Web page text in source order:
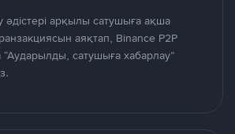
арқылы сатушыға ақша
аяқтап, Binance P2P
сатушыға хабарлау”